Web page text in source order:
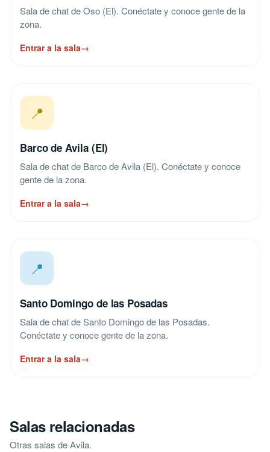
Sala de chat de Oso (El). Conéctate y conoce gente de la
zona.
Entrar a la sala→
📍
Barco de Avila (El)
Sala de chat de Barco de Avila (El). Conéctate y conoce
gente de la zona.
Entrar a la sala→
📍
Santo Domingo de las Posadas
Sala de chat de Santo Domingo de las Posadas.
Conéctate y conoce gente de la zona.
Entrar a la sala→
Salas relacionadas
Otras salas de Avila.